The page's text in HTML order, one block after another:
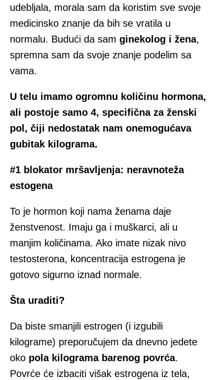
udebljala, morala sam da koristim sve svoje
medicinsko znanje da bih se vratila u
normalu. Budući da sam ginekolog i žena,
spremna sam da svoje znanje podelim sa
vama.
U telu imamo ogromnu količinu hormona,
ali postoje samo 4, specifična za ženski
pol, čiji nedostatak nam onemogućava
gubitak kilograma.
#1 blokator mršavljenja: neravnoteža
estogena
To je hormon koji nama ženama daje
ženstvenost. Imaju ga i muškarci, ali u
manjim količinama. Ako imate nizak nivo
testosterona, koncentracija estrogena je
gotovo sigurno iznad normale.
Šta uraditi?
Da biste smanjili estrogen (i izgubili
kilograme) preporučujem da dnevno jedete
oko pola kilograma barenog povrća.
Povrće će izbaciti višak estrogena iz tela,